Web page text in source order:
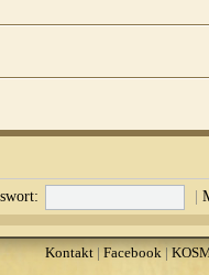
|
Kontakt| Facebook|